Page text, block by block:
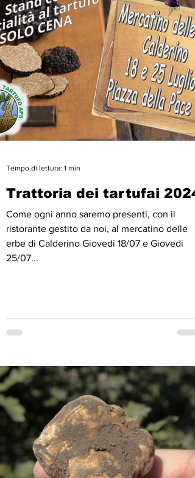
Trattoria dei tartufai 2024
Come ogni anno saremo presenti, con il
ristorante gestito da noi, al mercatino delle
erbe di Calderino Giovedi 18/07 e Giovedi
25/07...
Tempo di lettura: 1 min